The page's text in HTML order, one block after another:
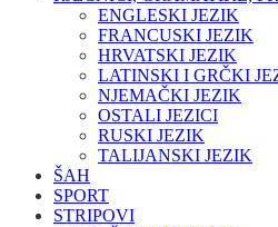
ENGLESKI JEZIK
FRANCUSKI JEZIK
HRVATSKI JEZIK
LATINSKI I GRČKI
NJEMAČKI JEZIK
OSTALI JEZICI
RUSKI JEZIK
TALIJANSKI JEZIK
ŠAH
SPORT
STRIPOVI